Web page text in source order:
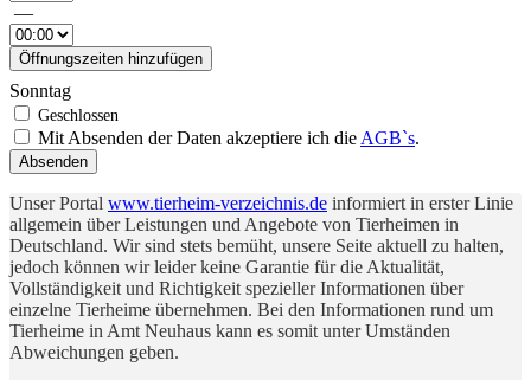
—
Öffnungszeiten hinzufügen
Sonntag
Mit Absenden der Daten akzeptiere ich die AGB`s.
Absenden
Unser Portal www.tierheim-verzeichnis.de informiert in erster Linie
allgemein über Leistungen und Angebote von Tierheimen in
Deutschland. Wir sind stets bemüht, unsere Seite aktuell zu halten,
jedoch können wir leider keine Garantie für die Aktualität,
Vollständigkeit und Richtigkeit spezieller Informationen über
einzelne Tierheime übernehmen. Bei den Informationen rund um
Tierheime in Amt Neuhaus kann es somit unter Umständen
Abweichungen geben.